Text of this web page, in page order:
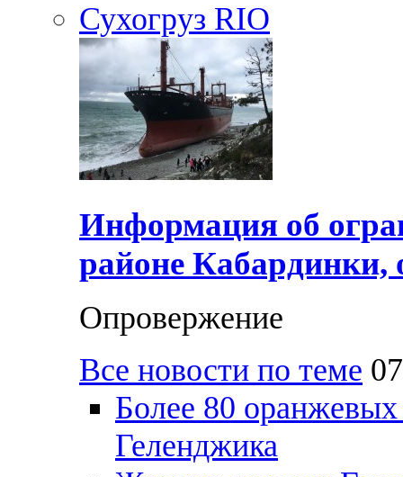
Сухогруз RIO
Информация об
районе Кабардинки,
Опровержение
Все новости по теме
Более 80
Геленджика